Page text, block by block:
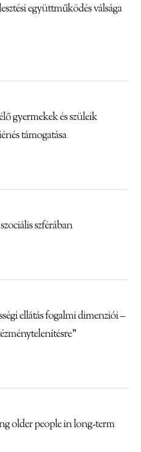
együttműködés válsága
gyermekek és szüleik
támogatása
szférában
ellátás fogalmi dimenziói –
older people in long-term